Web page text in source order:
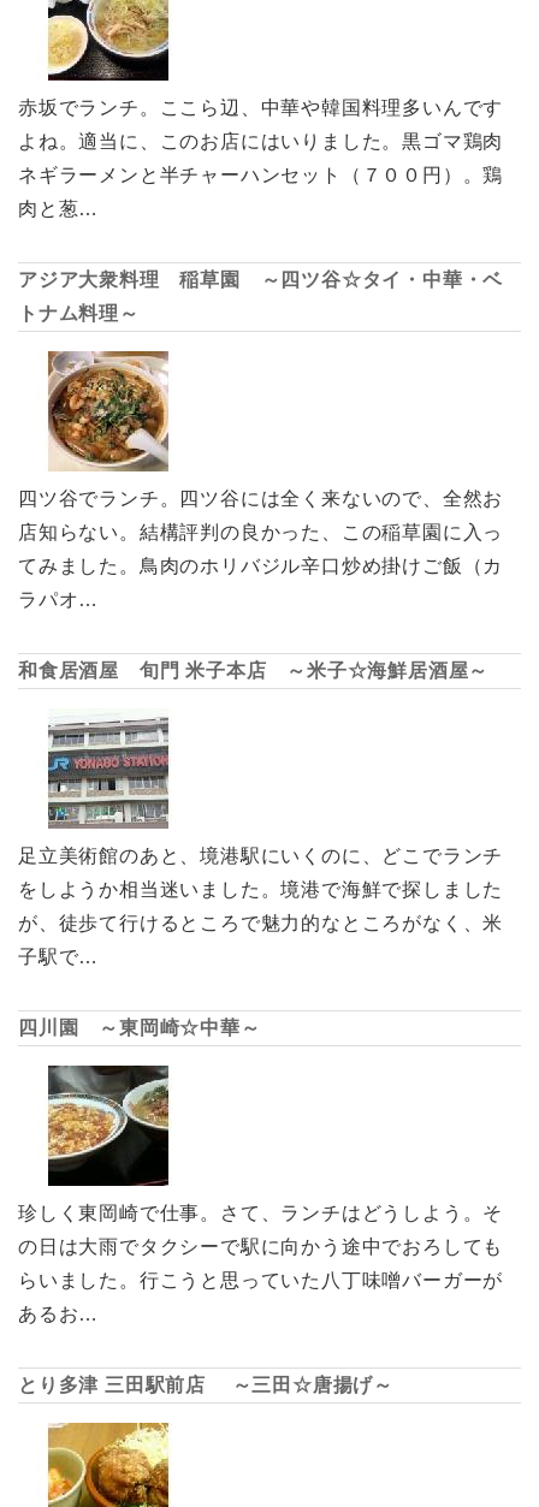
赤坂でランチ。ここら辺、中華や韓国料理多いんです
よね。適当に、このお店にはいりました。黒ゴマ鶏肉
ネギラーメンと半チャーハンセット（７００円）。鶏
肉と葱…
アジア大衆料理 稲草園 ～四ツ谷☆タイ・中華・ベ
トナム料理～
四ツ谷でランチ。四ツ谷には全く来ないので、全然お
店知らない。結構評判の良かった、この稲草園に入っ
てみました。鳥肉のホリバジル辛口炒め掛けご飯（カ
ラパオ…
和食居酒屋 旬門 米子本店 ～米子☆海鮮居酒屋～
足立美術館のあと、境港駅にいくのに、どこでランチ
をしようか相当迷いました。境港で海鮮で探しました
が、徒歩て行けるところで魅力的なところがなく、米
子駅で…
四川園 ～東岡崎☆中華～
珍しく東岡崎で仕事。さて、ランチはどうしよう。そ
の日は大雨でタクシーで駅に向かう途中でおろしても
らいました。行こうと思っていた八丁味噌バーガーが
あるお…
とり多津 三田駅前店 ～三田☆唐揚げ～